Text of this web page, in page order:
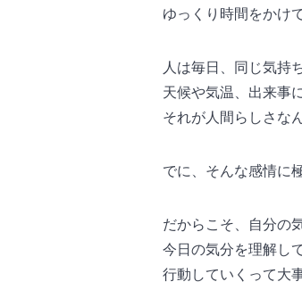
ゆっくり時間をかけ
人は毎日、同じ気持
天候や気温、出来事
それが人間らしさな
でに、そんな感情に
だからこそ、自分の
今日の気分を理解し
行動していくって大